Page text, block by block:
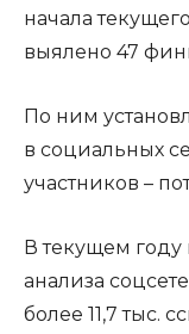
начала
выялено 47
По ним
в социальных
участников –
В текущем году
анализа
более 11,7 тыс.